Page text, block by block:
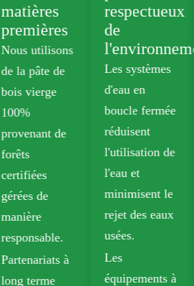
respectueux
de
l'environnement
Les systèmes
d'eau en
boucle fermée
réduisent
l'utilisation de
l'eau et
minimisent le
rejet des eaux
usées.
Les
équipements à
Nous
proposons des
cartons de
qualité
alimentaire
sans plastique
qui répondent
aux normes de
sécurité pour
les contacts
alimentaires.
Nos options
recyclables